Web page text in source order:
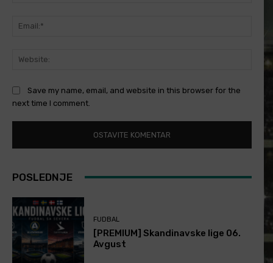
Save my name, email, and website in this browser for the
next time I comment.
POSLEDNJE
FUDBAL
[PREMIUM] Skandinavske lige 06.
Avgust